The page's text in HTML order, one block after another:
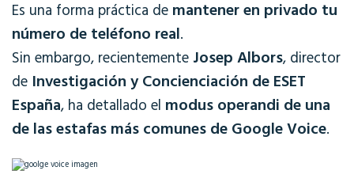
Es una forma práctica de mantener en privado tu
número de teléfono real.
Sin embargo, recientemente Josep Albors, director
de Investigación y Concienciación de ESET
España, ha detallado el modus operandi de una
de las estafas más comunes de Google Voice.